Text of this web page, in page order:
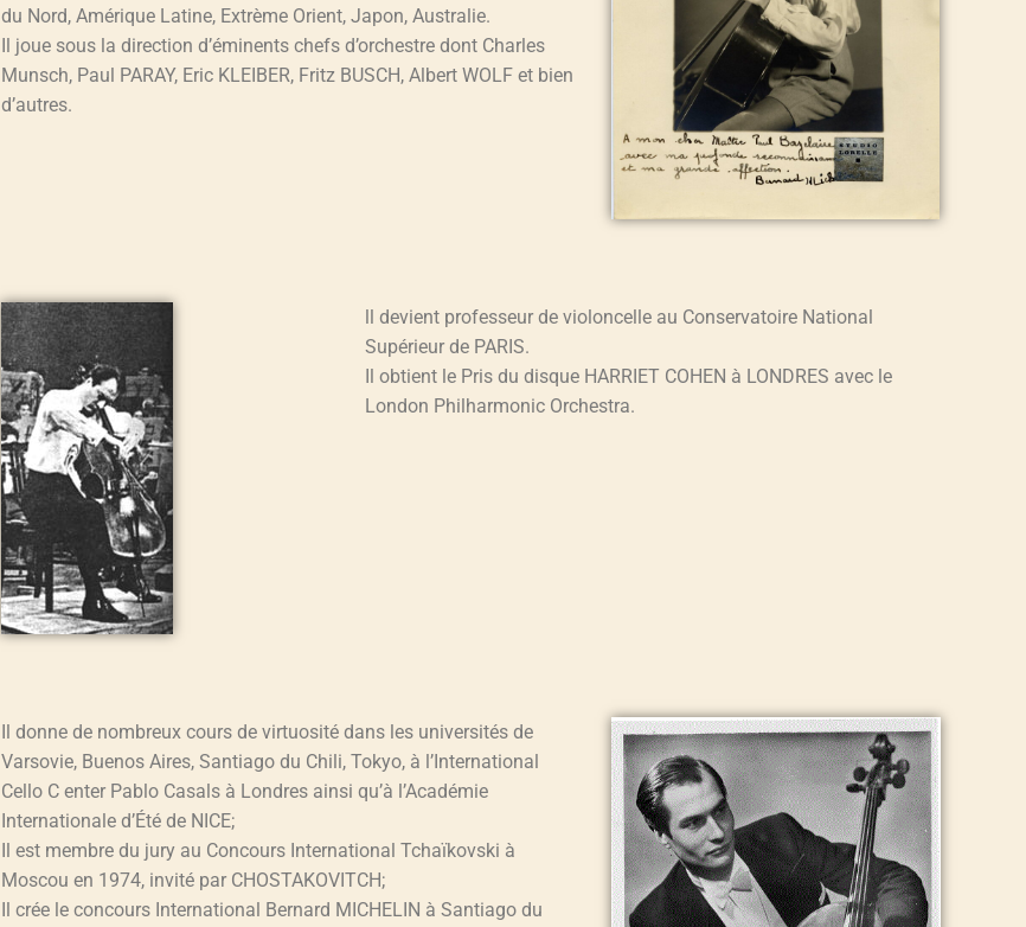
du Nord, Amérique Latine, Extrème Orient, Japon, Australie.
Il joue sous la direction d’éminents chefs d’orchestre dont Charles
Munsch, Paul PARAY, Eric KLEIBER, Fritz BUSCH, Albert WOLF et bien
d’autres.
ll devient professeur de violoncelle au Conservatoire National
Supérieur de PARIS.
Il obtient le Pris du disque HARRIET COHEN à LONDRES avec le
London Philharmonic Orchestra.
Il donne de nombreux cours de virtuosité dans les universités de
Varsovie, Buenos Aires, Santiago du Chili, Tokyo, à l’International
Cello C enter Pablo Casals à Londres ainsi qu’à l’Académie
Internationale d’Été de NICE;
Il est membre du jury au Concours International Tchaïkovski à
Moscou en 1974, invité par CHOSTAKOVITCH;
Il crée le concours International Bernard MICHELIN à Santiago du